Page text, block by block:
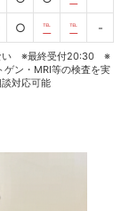
○ ℡ ℡ -
い ※最終受付20:30 ※
ゲン・MRI等の検査を実
対応可能